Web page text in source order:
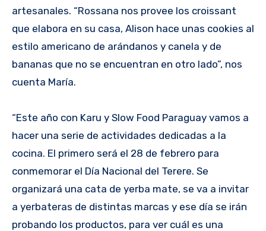
artesanales. “Rossana nos provee los croissant
que elabora en su casa, Alison hace unas cookies al
estilo americano de arándanos y canela y de
bananas que no se encuentran en otro lado”, nos
cuenta María.
“Este año con Karu y Slow Food Paraguay vamos a
hacer una serie de actividades dedicadas a la
cocina. El primero será el 28 de febrero para
conmemorar el Día Nacional del Terere. Se
organizará una cata de yerba mate, se va a invitar
a yerbateras de distintas marcas y ese día se irán
probando los productos, para ver cuál es una